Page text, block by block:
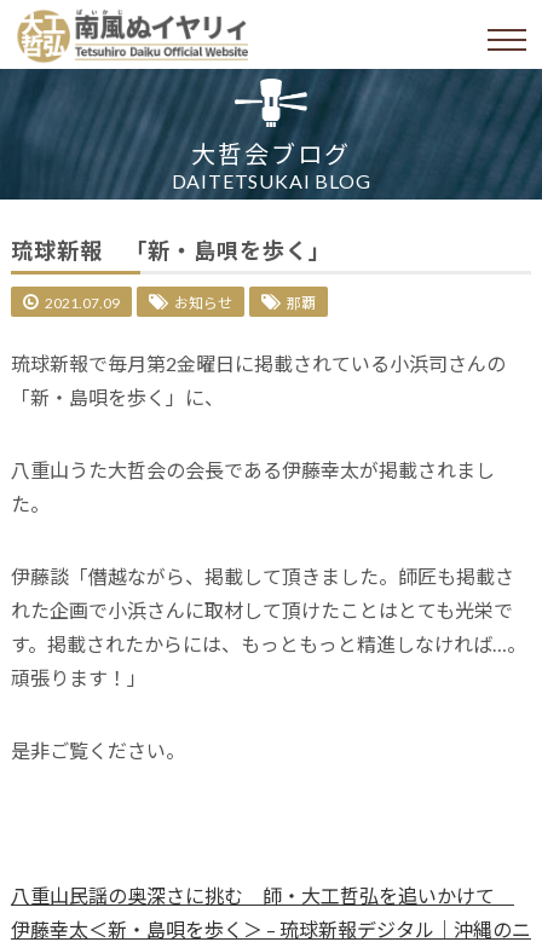
大哲会ブログ
DAITETSUKAI BLOG
琉球新報 「新・島唄を歩く」
2021.07.09 お知らせ 那覇
琉球新報で毎月第2金曜日に掲載されている小浜司さんの
「新・島唄を歩く」に、
八重山うた大哲会の会長である伊藤幸太が掲載されまし
た。
伊藤談「僭越ながら、掲載して頂きました。師匠も掲載さ
れた企画で小浜さんに取材して頂けたことはとても光栄で
す。掲載されたからには、もっともっと精進しなければ…。
頑張ります！」
是非ご覧ください。
八重山民謡の奥深さに挑む 師・大工哲弘を追いかけて
伊藤幸太＜新・島唄を歩く＞ – 琉球新報デジタル｜沖縄のニ